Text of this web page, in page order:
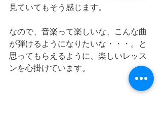
見ていてもそう感じます。
なので、音楽って楽しいな、こんな曲
が弾けるようになりたいな・・・。と
思ってもらえるように、楽しいレッス
ンを心掛けています。